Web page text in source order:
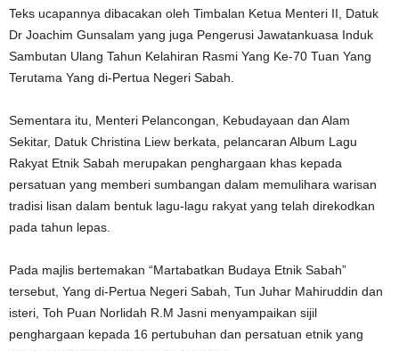
Teks ucapannya dibacakan oleh Timbalan Ketua Menteri II, Datuk
Dr Joachim Gunsalam yang juga Pengerusi Jawatankuasa Induk
Sambutan Ulang Tahun Kelahiran Rasmi Yang Ke-70 Tuan Yang
Terutama Yang di-Pertua Negeri Sabah.
Sementara itu, Menteri Pelancongan, Kebudayaan dan Alam
Sekitar, Datuk Christina Liew berkata, pelancaran Album Lagu
Rakyat Etnik Sabah merupakan penghargaan khas kepada
persatuan yang memberi sumbangan dalam memulihara warisan
tradisi lisan dalam bentuk lagu-lagu rakyat yang telah direkodkan
pada tahun lepas.
Pada majlis bertemakan “Martabatkan Budaya Etnik Sabah”
tersebut, Yang di-Pertua Negeri Sabah, Tun Juhar Mahiruddin dan
isteri, Toh Puan Norlidah R.M Jasni menyampaikan sijil
penghargaan kepada 16 pertubuhan dan persatuan etnik yang